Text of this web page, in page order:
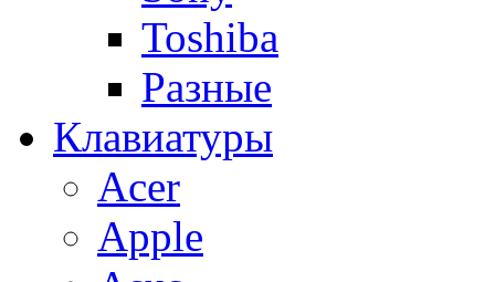
Toshiba
Разные
Клавиатуры
Acer
Apple